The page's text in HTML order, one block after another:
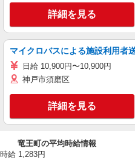
詳細を見る
マイクロバスによる施設利用者
日給 10,900円〜10,900円
神戸市須磨区
詳細を見る
竜王町の平均時給情報
時給 1,283円